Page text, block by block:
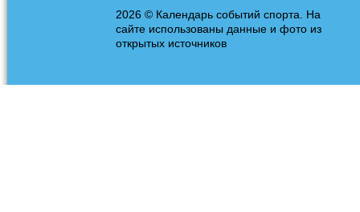
2026 © Календарь событий спорта. На
сайте использованы данные и фото из
открытых источников